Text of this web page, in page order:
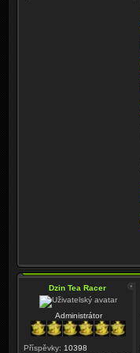
Dzin Tea Racer
Administrátor
Příspěvky: 10398